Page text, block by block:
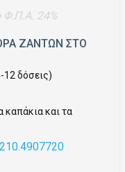
Φ.Π.Α. 24%
ΖΑΝΤΩΝ ΣΤΟ
12 δόσεις)
καπάκια και τα
210.4907720